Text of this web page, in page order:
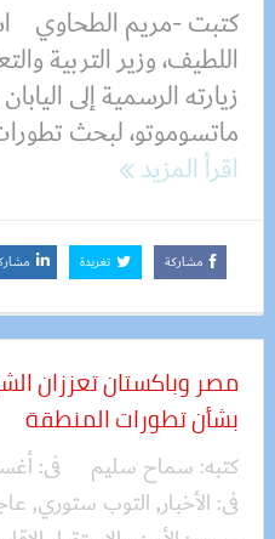
كتبت -مريم الطحاوي
اللطيف، وزير التربية
زيارته الرسمية إلى
ماتسوموتو، لبحث
اقرأ المزيد
مشاركة تغريدة
مصر وباكستان تعززان
بشأن تطورات المنطقة
كتبه: سماح سليم فى:
فى: الأخبار, التوب ستوري,